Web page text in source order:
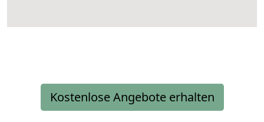
Kostenlose Angebote erhalten